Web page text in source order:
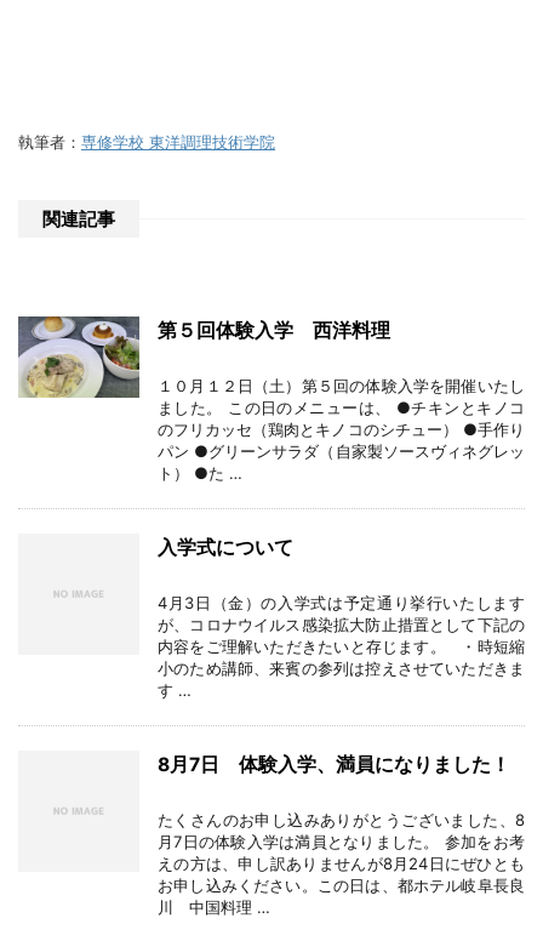
執筆者： 専修学校 東洋調理技術学院
関連記事
第５回体験入学 西洋料理
１０月１２日（土）第５回の体験入学を開催いたし
ました。 この日のメニューは、 ●チキンとキノコ
のフリカッセ（鶏肉とキノコのシチュー） ●手作り
パン ●グリーンサラダ（自家製ソースヴィネグレッ
ト） ●た …
入学式について
4月3日（金）の入学式は予定通り挙行いたします
が、コロナウイルス感染拡大防止措置として下記の
内容をご理解いただきたいと存じます。 ・時短縮
小のため講師、来賓の参列は控えさせていただきま
す …
8月7日 体験入学、満員になりました！
たくさんのお申し込みありがとうございました、8
月7日の体験入学は満員となりました。 参加をお考
えの方は、申し訳ありませんが8月24日にぜひとも
お申し込みください。この日は、都ホテル岐阜長良
川 中国料理 …